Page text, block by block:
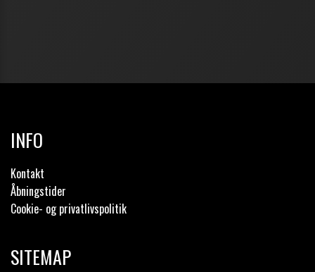
INFO
Kontakt
Åbningstider
Cookie- og privatlivspolitik
SITEMAP